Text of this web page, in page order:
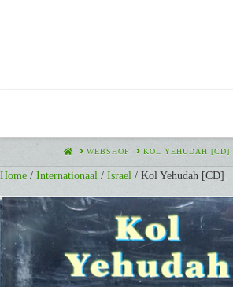
HOMEWEBSHOP KOL YEHUDAH [CD]
Home / Internationaal / Israel / Kol Yehudah [CD]